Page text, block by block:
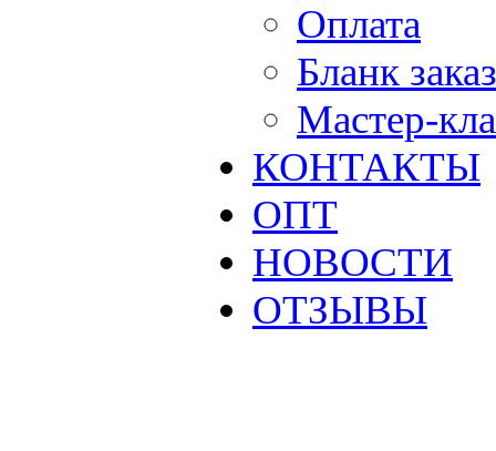
Оплата
Бланк
Мастер-
КОНТАКТЫ
ОПТ
НОВОСТИ
ОТЗЫВЫ